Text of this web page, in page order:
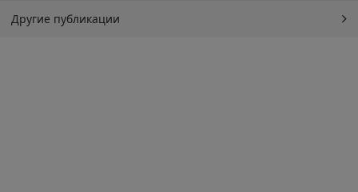
Другие публикации